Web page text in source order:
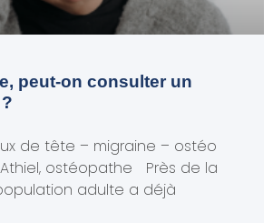
peut-on consulter un
de tête – migraine – ostéo
ostéopathe Près de la
adulte a déjà